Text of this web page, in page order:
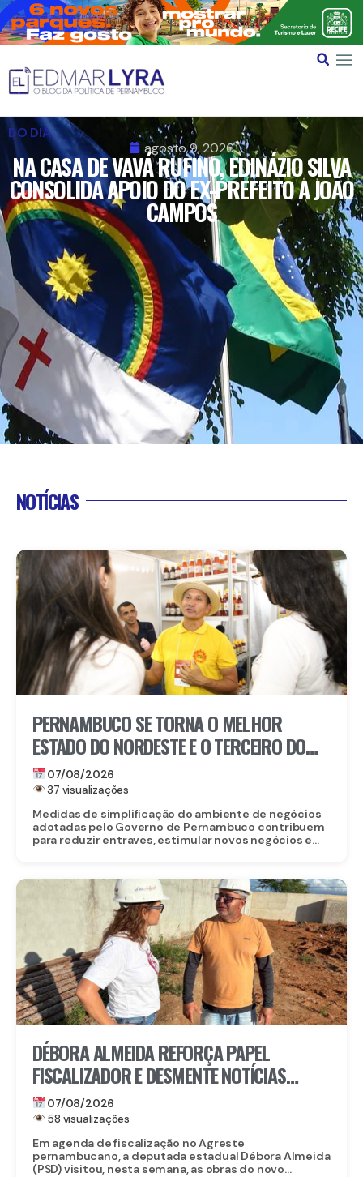
DO DIA
agosto 9, 2026
NA CASA DE VAVÁ RUFINO, EDINÁZIO SILVA
CONSOLIDA APOIO DO EX-PREFEITO A JOÃO
CAMPOS
NOTÍCIAS
PERNAMBUCO SE TORNA O MELHOR
ESTADO DO NORDESTE E O TERCEIRO DO
BRASIL PARA EMPREENDER
07/08/2026
37 visualizações
Medidas de simplificação do ambiente de negócios
adotadas pelo Governo de Pernambuco contribuem
para reduzir entraves, estimular novos negócios e...
DÉBORA ALMEIDA REFORÇA PAPEL
FISCALIZADOR E DESMENTE NOTÍCIAS
FALSAS SOBRE OBRA DO CORPO DE
BOMBEIROS EM BELO JARDIM
07/08/2026
58 visualizações
Em agenda de fiscalização no Agreste
pernambucano, a deputada estadual Débora Almeida
(PSD) visitou, nesta semana, as obras do novo...